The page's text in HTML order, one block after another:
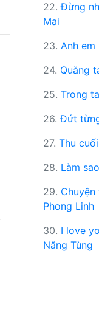
22.Đừng
Mai
23. Anh em
24. Quăng
25. Trong
26.Đứt
27. Thu
28. Làm
29.
Phong Linh
30. I love
Năng Tùng